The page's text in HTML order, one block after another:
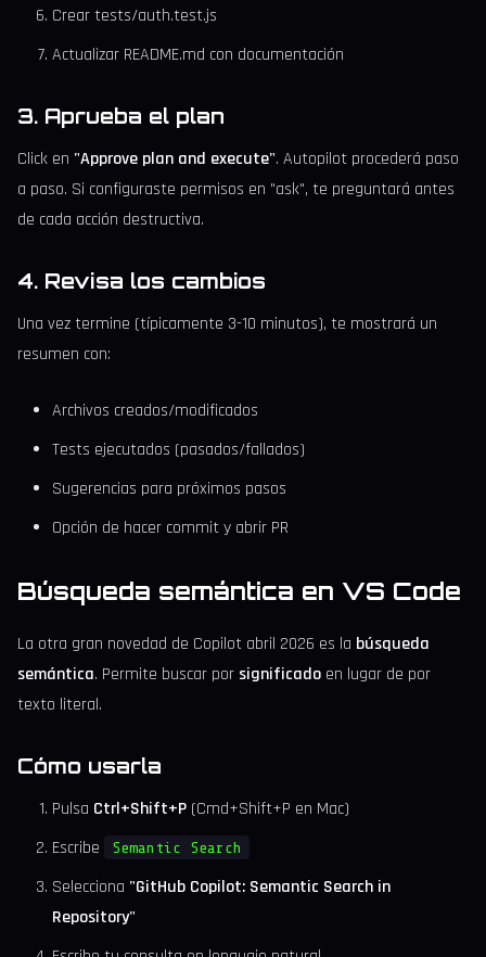
Crear tests/auth.test.js
Actualizar README.md con documentación
3. Aprueba el plan
Click en "Approve plan and execute". Autopilot procederá paso
a paso. Si configuraste permisos en "ask", te preguntará antes
de cada acción destructiva.
4. Revisa los cambios
Una vez termine (típicamente 3-10 minutos), te mostrará un
resumen con:
Archivos creados/modificados
Tests ejecutados (pasados/fallados)
Sugerencias para próximos pasos
Opción de hacer commit y abrir PR
Búsqueda semántica en VS Code
La otra gran novedad de Copilot abril 2026 es la búsqueda
semántica. Permite buscar por significado en lugar de por
texto literal.
Cómo usarla
Pulsa Ctrl+Shift+P (Cmd+Shift+P en Mac)
Escribe
Semantic Search
Selecciona "GitHub Copilot: Semantic Search in
Repository"